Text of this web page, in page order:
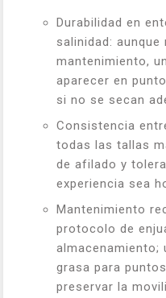
Durabilidad en
salinidad:
mantenimiento,
aparecer en
si no se secan
Consistencia
todas las tallas
de afilado y
experiencia sea
Mantenimiento
protocolo de
almacenamiento;
grasa para
preservar la